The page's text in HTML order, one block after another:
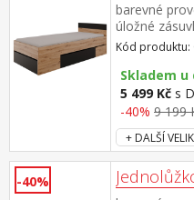
barevné
úložné
kolečkách
straně
23 cm
18 cm
18 cm
matrace a
rozměr
R1
cm
v návodu k
Kód produktu:
Skladem
5 499 Kč s
-40% 9 199
+ DALŠÍ
-40%